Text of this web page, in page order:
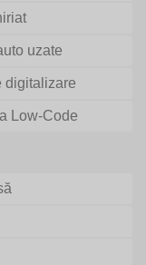
uzate
digitalizare
Low-Code